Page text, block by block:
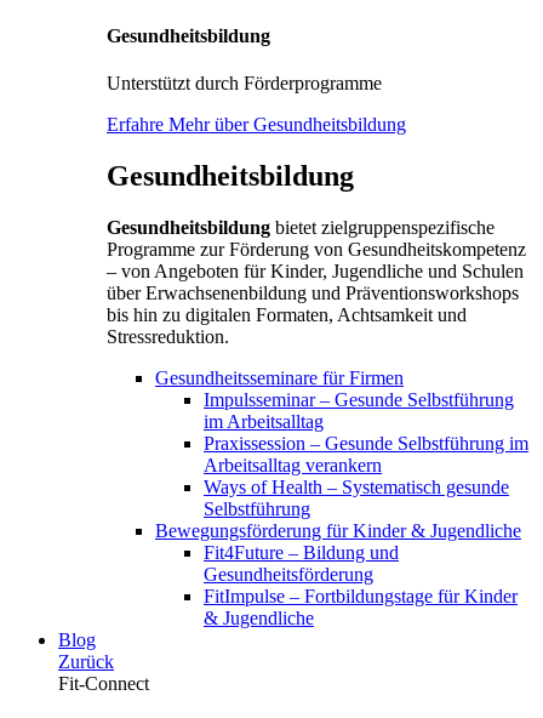
Gesundheitsbildung
Unterstützt durch Förderprogramme
Erfahre Mehr über Gesundheitsbildung
Gesundheitsbildung
Gesundheitsbildung bietet zielgruppenspezifische
Programme zur Förderung von Gesundheitskompetenz
– von Angeboten für Kinder, Jugendliche und Schulen
über Erwachsenenbildung und Präventionsworkshops
bis hin zu digitalen Formaten, Achtsamkeit und
Stressreduktion.
Gesundheitsseminare für Firmen
Impulsseminar – Gesunde Selbstführung
im Arbeitsalltag
Praxissession – Gesunde Selbstführung im
Arbeitsalltag verankern
Ways of Health – Systematisch gesunde
Selbstführung
Bewegungsförderung für Kinder & Jugendliche
Fit4Future – Bildung und
Gesundheitsförderung
FitImpulse – Fortbildungstage für Kinder
& Jugendliche
Blog
Zurück
Fit-Connect